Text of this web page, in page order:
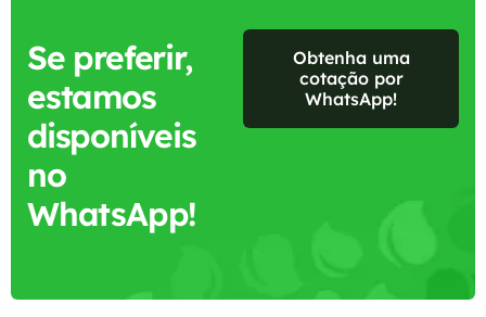
Se preferir,
estamos
disponíveis
no
WhatsApp!
Obtenha uma
cotação por
WhatsApp!